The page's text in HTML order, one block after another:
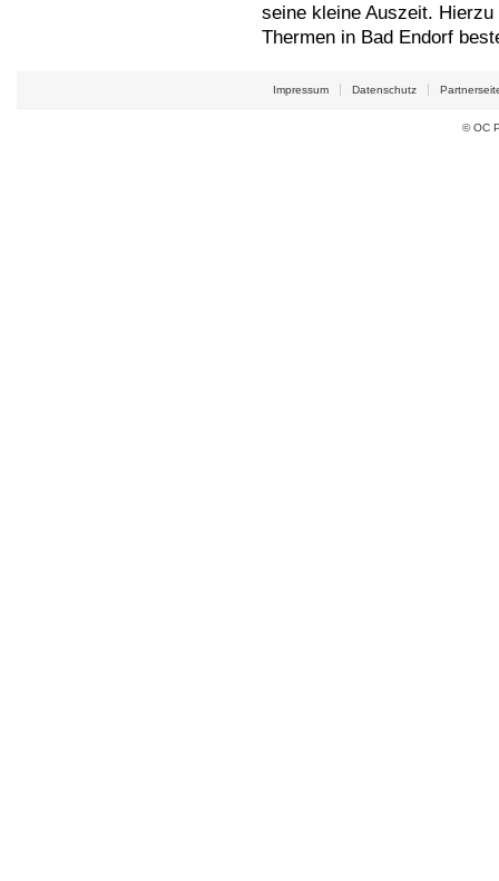
seine kleine Auszeit.
Thermen in Bad Endorf
Impressum Datenschutz
© OC